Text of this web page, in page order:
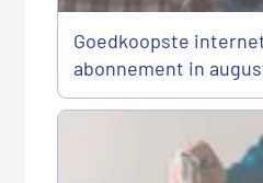
Goedkoopste
abonnement in